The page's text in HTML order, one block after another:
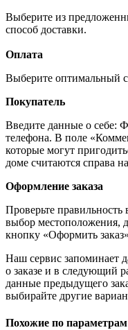
Выберите из
способ доставки.
Оплата
Выберите оптимальный
Покупатель
Введите данные о себе:
телефона. В поле
которые могут
доме считаются справа
Оформление заказа
Проверьте
выбор местоположения,
кнопку «Оформить
Наш сервис запоминает
о заказе и в следующий
данные предыдущего
выбирайте другие
Похожие по параметрам